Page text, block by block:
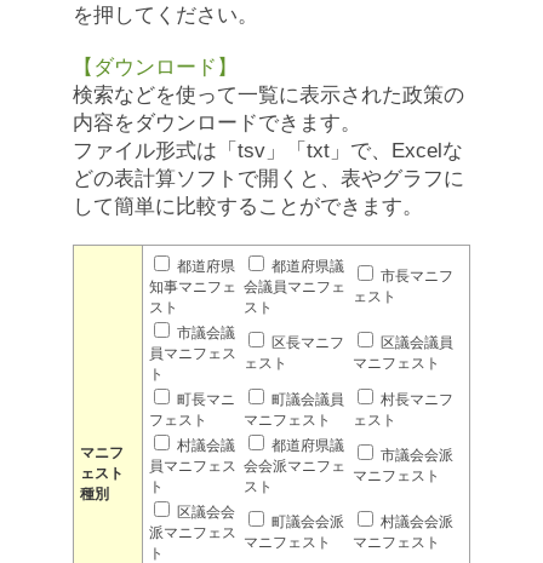
を押してください。
【ダウンロード】
検索などを使って一覧に表示された政策の
内容をダウンロードできます。
ファイル形式は「tsv」「txt」で、Excelな
どの表計算ソフトで開くと、表やグラフに
して簡単に比較することができます。
マニフ
ェスト
種別
都道府県
知事マニフェ
スト
都道府県議
会議員マニフェ
スト
市長マニフ
ェスト
市議会議
員マニフェス
ト
区長マニフ
ェスト
区議会議員
マニフェスト
町長マニ
フェスト
町議会議員
マニフェスト
村長マニフ
ェスト
村議会議
員マニフェス
ト
都道府県議
会会派マニフェ
スト
市議会会派
マニフェスト
区議会会
派マニフェス
ト
町議会会派
マニフェスト
村議会会派
マニフェスト